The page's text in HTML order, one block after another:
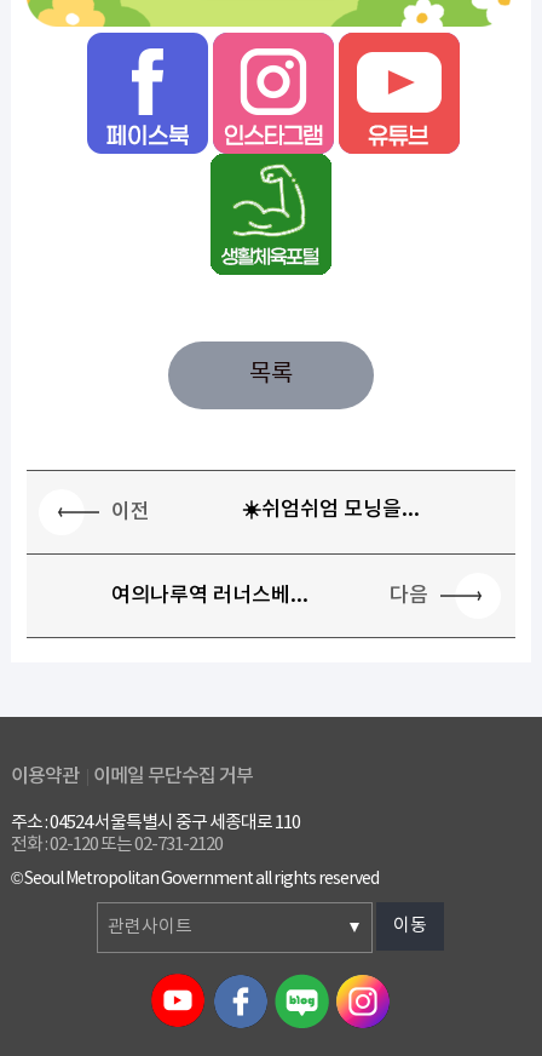
목록
이전 ☀️쉬엄쉬엄 모닝을...
여의나루역 러너스베... 다음
이용약관 이메일 무단수집 거부
주소 : 04524 서울특별시 중구 세종대로 110
전화 : 02-120 또는 02-731-2120
© Seoul Metropolitan Government all rights reserved
관련사이트 이동